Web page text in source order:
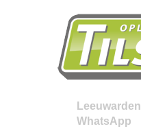
Leeuwarden
WhatsApp